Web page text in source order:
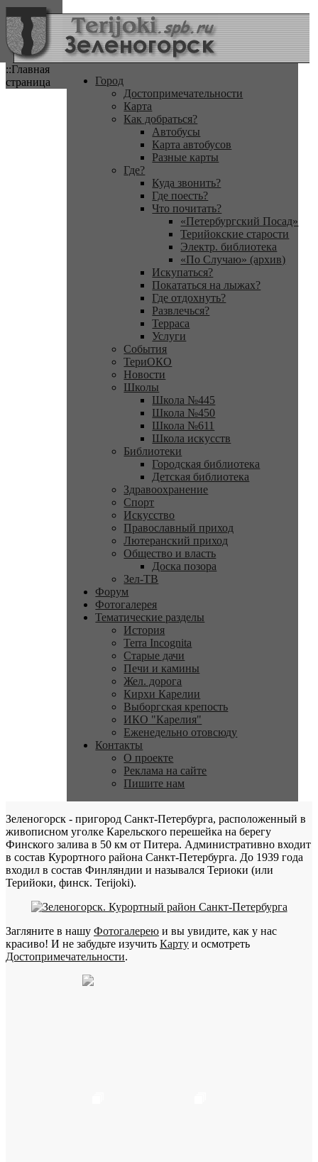
::Главная
страница
Город
Достопримечательности
Карта
Как добраться?
Автобусы
Карта автобусов
Разные карты
Где?
Куда звонить?
Где поесть?
Что почитать?
«Петербургский Посад»
Терийокские старости
Электр. библиотека
«По Случаю» (архив)
Искупаться?
Покататься на лыжах?
Где отдохнуть?
Развлечься?
Терраса
Услуги
События
ТериОКО
Новости
Школы
Школа №445
Школа №450
Школа №611
Школа искусств
Библиотеки
Городская библиотека
Детская библиотека
Здравоохранение
Спорт
Искусство
Православный приход
Лютеранский приход
Общество и власть
Доска позора
Зел-ТВ
Форум
Фотогалерея
Тематические разделы
История
Terra Incognita
Старые дачи
Печи и камины
Жел. дорога
Кирхи Карелии
Выборгская крепость
ИКО "Карелия"
Еженедельно отовсюду
Контакты
О проекте
Реклама на сайте
Пишите нам
Зеленогорск - пригород Санкт-Петербурга, расположенный в
живописном уголке Карельского перешейка на берегу
Финского залива в 50 км от Питера. Административно входит
в состав Курортного района Санкт-Петербурга. До 1939 года
входил в состав Финляндии и назывался Териоки (или
Терийоки, финск. Terijoki).
Загляните в нашу Фотогалерею и вы увидите, как у нас
красиво! И не забудьте изучить Карту и осмотреть
Достопримечательности.